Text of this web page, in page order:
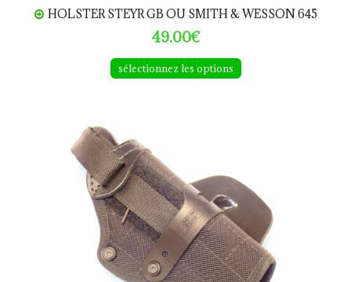
HOLSTER STEYR GB OU SMITH & WESSON 645
49.00€
sélectionnez les options